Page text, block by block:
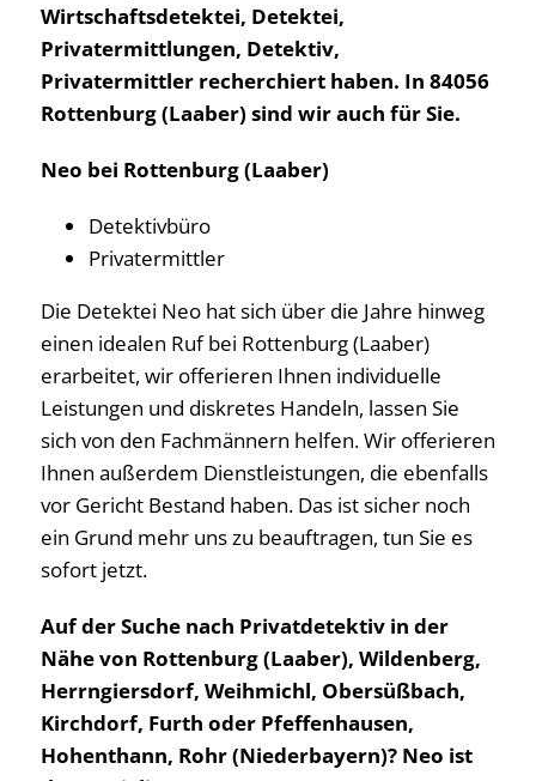
Wirtschaftsdetektei, Detektei,
Privatermittlungen, Detektiv,
Privatermittler recherchiert haben. In 84056
Rottenburg (Laaber) sind wir auch für Sie.
Neo bei Rottenburg (Laaber)
Detektivbüro
Privatermittler
Die Detektei Neo hat sich über die Jahre hinweg
einen idealen Ruf bei Rottenburg (Laaber)
erarbeitet, wir offerieren Ihnen individuelle
Leistungen und diskretes Handeln, lassen Sie
sich von den Fachmännern helfen. Wir offerieren
Ihnen außerdem Dienstleistungen, die ebenfalls
vor Gericht Bestand haben. Das ist sicher noch
ein Grund mehr uns zu beauftragen, tun Sie es
sofort jetzt.
Auf der Suche nach Privatdetektiv in der
Nähe von Rottenburg (Laaber), Wildenberg,
Herrngiersdorf, Weihmichl, Obersüßbach,
Kirchdorf, Furth oder Pfeffenhausen,
Hohenthann, Rohr (Niederbayern)? Neo ist